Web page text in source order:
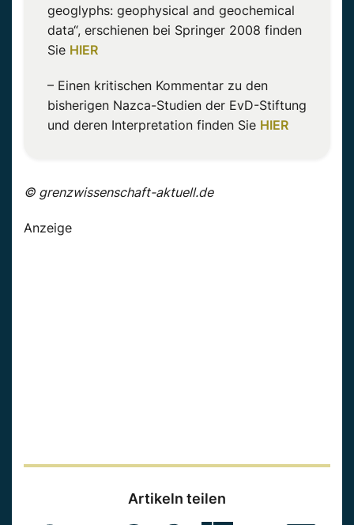
geoglyphs: geophysical and geochemical
data“, erschienen bei Springer 2008 finden
Sie HIER
– Einen kritischen Kommentar zu den
bisherigen Nazca-Studien der EvD-Stiftung
und deren Interpretation finden Sie HIER
© grenzwissenschaft-aktuell.de
Anzeige
Artikeln teilen